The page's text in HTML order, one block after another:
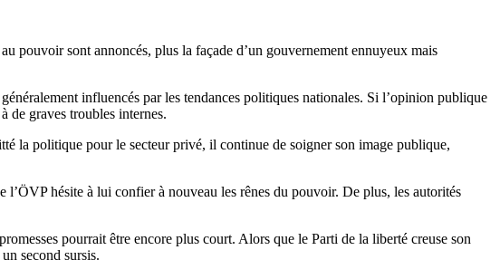
pouvoir sont annoncés, plus la façade d’un gouvernement ennuyeux mais
influencés par les tendances politiques nationales. Si l’opinion publique
de graves troubles internes.
la politique pour le secteur privé, il continue de soigner son image publique,
hésite à lui confier à nouveau les rênes du pouvoir. De plus, les autorités
pourrait être encore plus court. Alors que le Parti de la liberté creuse son
second sursis.